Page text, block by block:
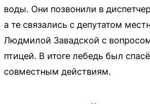
воды. Они позвонили в
а те связались с депутатом
Людмилой Завадской с
птицей. В итоге лебедь был
совместным действиям.